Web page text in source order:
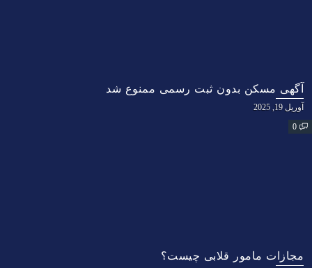
آگهی مسکن بدون ثبت رسمی ممنوع شد
آوریل 19, 2025
0
مجازات مامور قلابی چیست؟